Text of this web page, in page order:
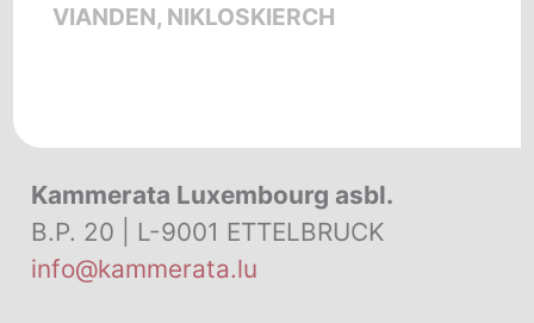
VIANDEN, NIKLOSKIERCH
Kammerata Luxembourg asbl.
B.P. 20 | L-9001 ETTELBRUCK
info@kammerata.lu